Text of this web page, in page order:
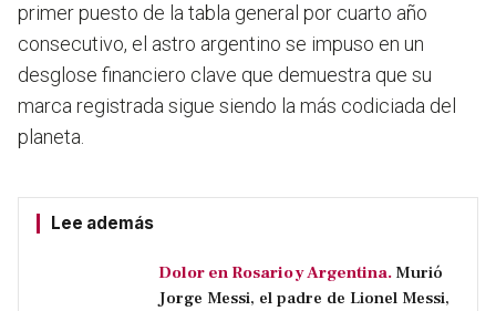
primer puesto de la tabla general por cuarto año
consecutivo, el astro argentino se impuso en un
desglose financiero clave que demuestra que su
marca registrada sigue siendo la más codiciada del
planeta.
Lee además
Dolor en Rosario y Argentina. Murió
Jorge Messi, el padre de Lionel Messi,